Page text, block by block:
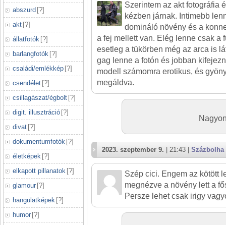
abszurd [?]
akt [?]
állatfotók [?]
barlangfotók [?]
családi/emlékkép [?]
csendélet [?]
csillagászat/égbolt [?]
digit. illusztráció [?]
divat [?]
dokumentumfotók [?]
életképek [?]
elkapott pillanatok [?]
glamour [?]
hangulatképek [?]
humor [?]
Szerintem az akt fotográfia
kézben járnak. Intimebb
domináló növény és a
a fej mellett van. Elég lenne csak a
esetleg a tükörben még az arca is
gag lenne a fotón és jobban
modell számomra erotikus, és
megáldva.
2023. szeptember 9. | 21:43 | Százbolha
Szép cici. Engem az kötött
megnézve a növény lett a
Persze lehet csak irigy